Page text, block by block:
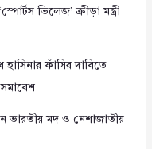
ভিলেজ’ ক্রীড়া মন্ত্রী
ফাঁসির দাবিতে
ভারতীয় মদ ও নেশাজাতীয়